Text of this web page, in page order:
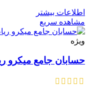
اطلاعات بیشتر
مشاهده سریع
ویژه
حسابان جامع میکرو